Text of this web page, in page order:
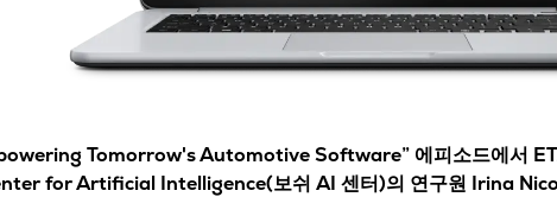
Tomorrow's Automotive Software”에피소드에서
for Artificial Intelligence(보쉬 AI 센터)의 연구원 Irina